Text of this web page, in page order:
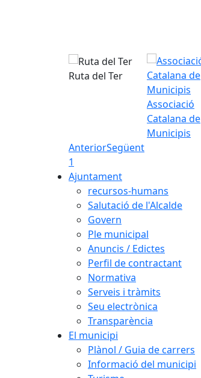
Ruta del Ter
Associació
Catalana de
Municipis
AnteriorSegüent
1
Ajuntament
recursos-humans
Salutació de l'Alcalde
Govern
Ple municipal
Anuncis / Edictes
Perfil de contractant
Normativa
Serveis i tràmits
Seu electrònica
Transparència
El municipi
Plànol / Guia de carrers
Informació del municipi